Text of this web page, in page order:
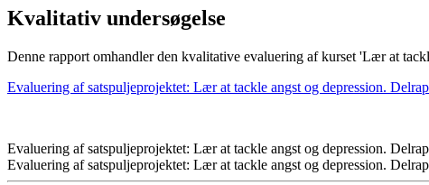
Kvalitativ undersøgelse
Denne rapport omhandler den kvalitative evaluering af kurset 'Lær at
Evaluering af satspuljeprojektet: Lær at tackle angst og depression.
Evaluering af satspuljeprojektet: Lær at tackle angst og depression.
Evaluering af satspuljeprojektet: Lær at tackle angst og depression.